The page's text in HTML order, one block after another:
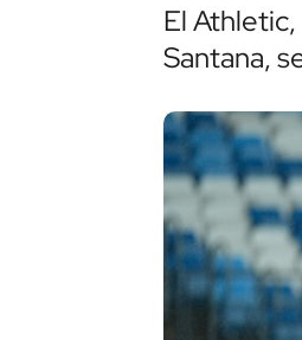
El
Santana,